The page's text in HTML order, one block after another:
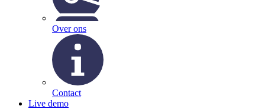
Over ons
Contact
Live demo